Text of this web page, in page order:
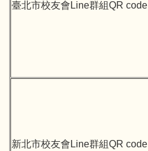
臺北市校友會Line群組QR code
新北市校友會Line群組QR code